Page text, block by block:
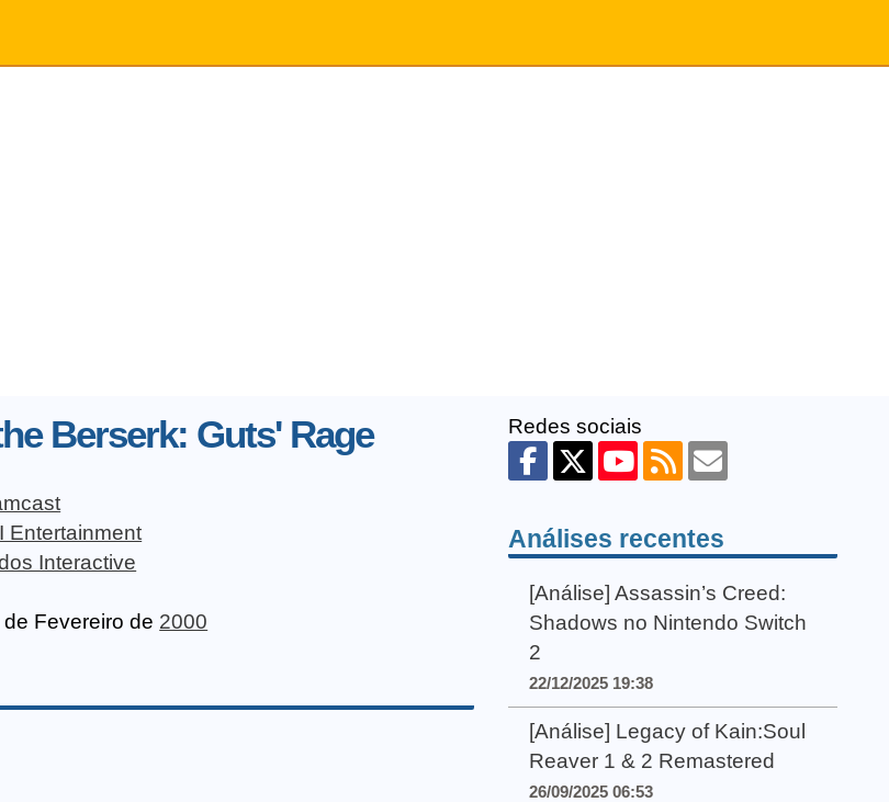
Berserk: Guts' Rage
Entertainment
Interactive
de Fevereiro de 2000
Redes sociais
Análises recentes
[Análise] Assassin’s Creed:
Shadows no Nintendo Switch
2
22/12/2025 19:38
[Análise] Legacy of Kain:Soul
Reaver 1 & 2 Remastered
26/09/2025 06:53